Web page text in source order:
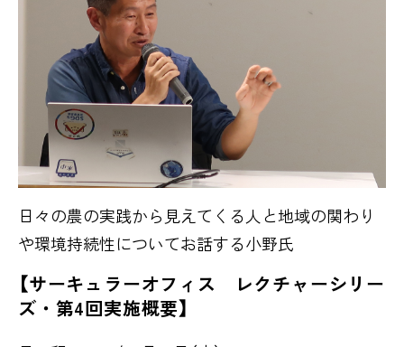
日々の農の実践から見えてくる人と地域の関わり
や環境持続性についてお話する小野氏
【サーキュラーオフィス レクチャーシリー
ズ・第4回実施概要】